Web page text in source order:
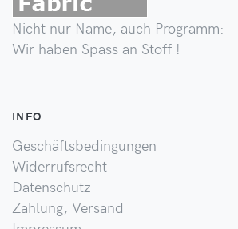
Nicht nur Name, auch Programm:
Wir haben Spass an Stoff !
INFO
Geschäftsbedingungen
Widerrufsrecht
Datenschutz
Zahlung, Versand